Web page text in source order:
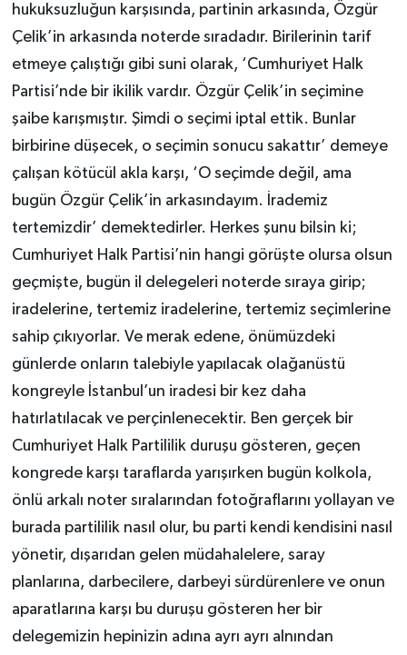
hukuksuzluğun karşısında, partinin arkasında, Özgür
Çelik’in arkasında noterde sıradadır. Birilerinin tarif
etmeye çalıştığı gibi suni olarak, ‘Cumhuriyet Halk
Partisi’nde bir ikilik vardır. Özgür Çelik’in seçimine
şaibe karışmıştır. Şimdi o seçimi iptal ettik. Bunlar
birbirine düşecek, o seçimin sonucu sakattır’ demeye
çalışan kötücül akla karşı, ‘O seçimde değil, ama
bugün Özgür Çelik’in arkasındayım. İrademiz
tertemizdir’ demektedirler. Herkes şunu bilsin ki;
Cumhuriyet Halk Partisi’nin hangi görüşte olursa olsun
geçmişte, bugün il delegeleri noterde sıraya girip;
iradelerine, tertemiz iradelerine, tertemiz seçimlerine
sahip çıkıyorlar. Ve merak edene, önümüzdeki
günlerde onların talebiyle yapılacak olağanüstü
kongreyle İstanbul’un iradesi bir kez daha
hatırlatılacak ve perçinlenecektir. Ben gerçek bir
Cumhuriyet Halk Partililik duruşu gösteren, geçen
kongrede karşı taraflarda yarışırken bugün kolkola,
önlü arkalı noter sıralarından fotoğraflarını yollayan ve
burada partililik nasıl olur, bu parti kendi kendisini nasıl
yönetir, dışarıdan gelen müdahalelere, saray
planlarına, darbecilere, darbeyi sürdürenlere ve onun
aparatlarına karşı bu duruşu gösteren her bir
delegemizin hepinizin adına ayrı ayrı alnından